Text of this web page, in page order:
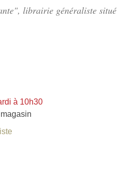
librairie généraliste situé
à 10h30